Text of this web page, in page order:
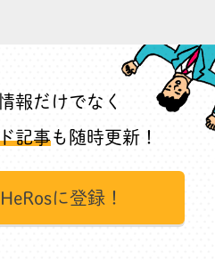
報だけでなく
記事も随時更新！
に登録！